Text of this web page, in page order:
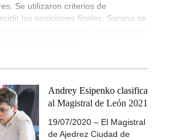
Se utilizaron criterios de
las posiciones finales: Sarana se
Andrey Esipenko clasifica
al Magistral de León 2021
19/07/2020 – El Magistral
de Ajedrez Ciudad de